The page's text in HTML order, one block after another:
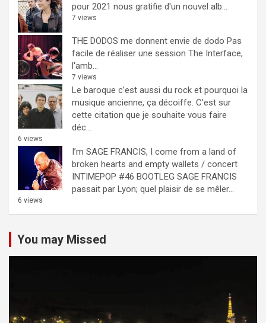
pour 2021 nous gratifie d'un nouvel alb...
7 views
THE DODOS me donnent envie de dodo Pas
facile de réaliser une session The Interface,
l'amb...
7 views
Le baroque c’est aussi du rock et pourquoi la
musique ancienne, ça décoiffe. C'est sur
cette citation que je souhaite vous faire
déc...
6 views
I’m SAGE FRANCIS, I come from a land of
broken hearts and empty wallets / concert
INTIMEPOP #46 BOOTLEG SAGE FRANCIS
passait par Lyon; quel plaisir de se mêler...
6 views
You may Missed